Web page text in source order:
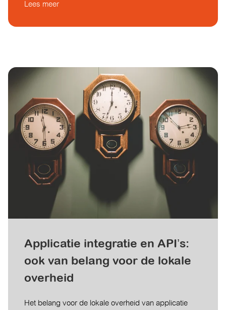
Lees meer
Applicatie integratie en API’s:
ook van belang voor de lokale
overheid
Het belang voor de lokale overheid van applicatie